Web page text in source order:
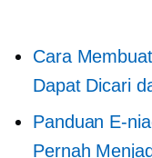
Cara
Dapat Dicari
Panduan E-
Pernah